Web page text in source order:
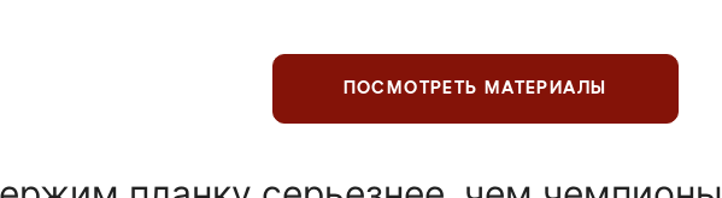
ПОСМОТРЕТЬ МАТЕРИАЛЫ